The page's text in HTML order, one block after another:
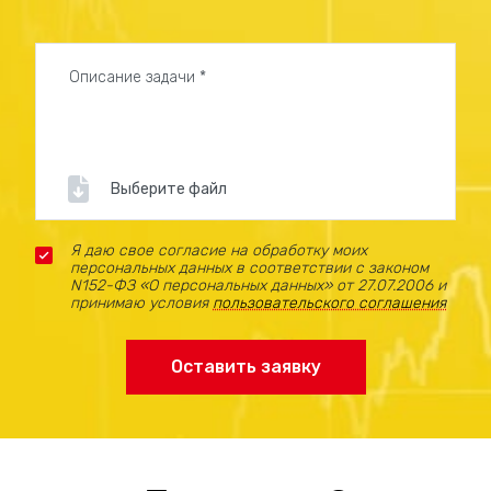
нескольких этапов. Мы сопровождаем клиента на
дикторы и монтажёры — вы получаете комплексную
услугу с чёткими сроками и гарантированным
результатом.
Сбор информации, обсуждение задачи и
Написание сценария и согласование текста;
Подбор стиля анимации, разработка
раскадровки;
Выберите файл
Я даю свое согласие на обработку моих
персональных данных в соответствии с законом
N152-ФЗ «О персональных данных» от 27.07.2006 и
принимаю условияпользовательского соглашения
Оставить заявку